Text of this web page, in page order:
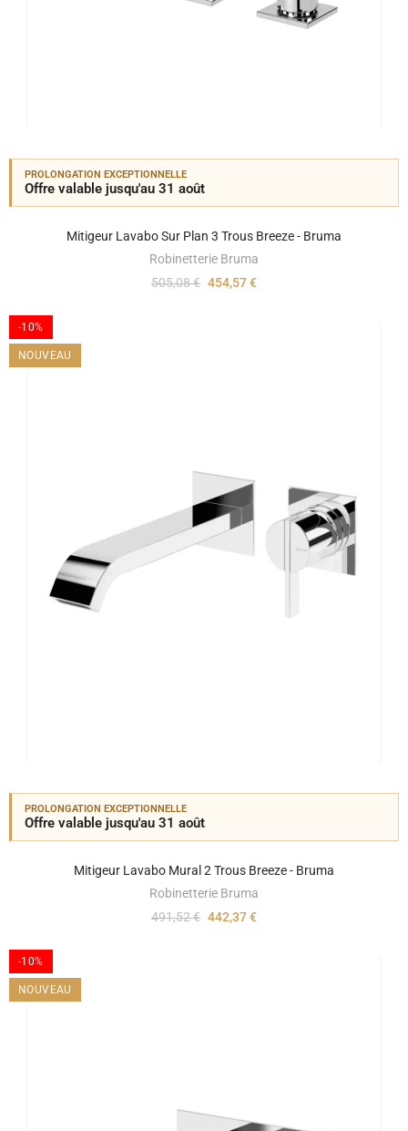
PROLONGATION EXCEPTIONNELLE
Offre valable jusqu'au 31 août
Mitigeur Lavabo Sur Plan 3 Trous Breeze - Bruma
Robinetterie Bruma
505,08 € 454,57 €
-10%
NOUVEAU
PROLONGATION EXCEPTIONNELLE
Offre valable jusqu'au 31 août
Mitigeur Lavabo Mural 2 Trous Breeze - Bruma
Robinetterie Bruma
491,52 € 442,37 €
-10%
NOUVEAU